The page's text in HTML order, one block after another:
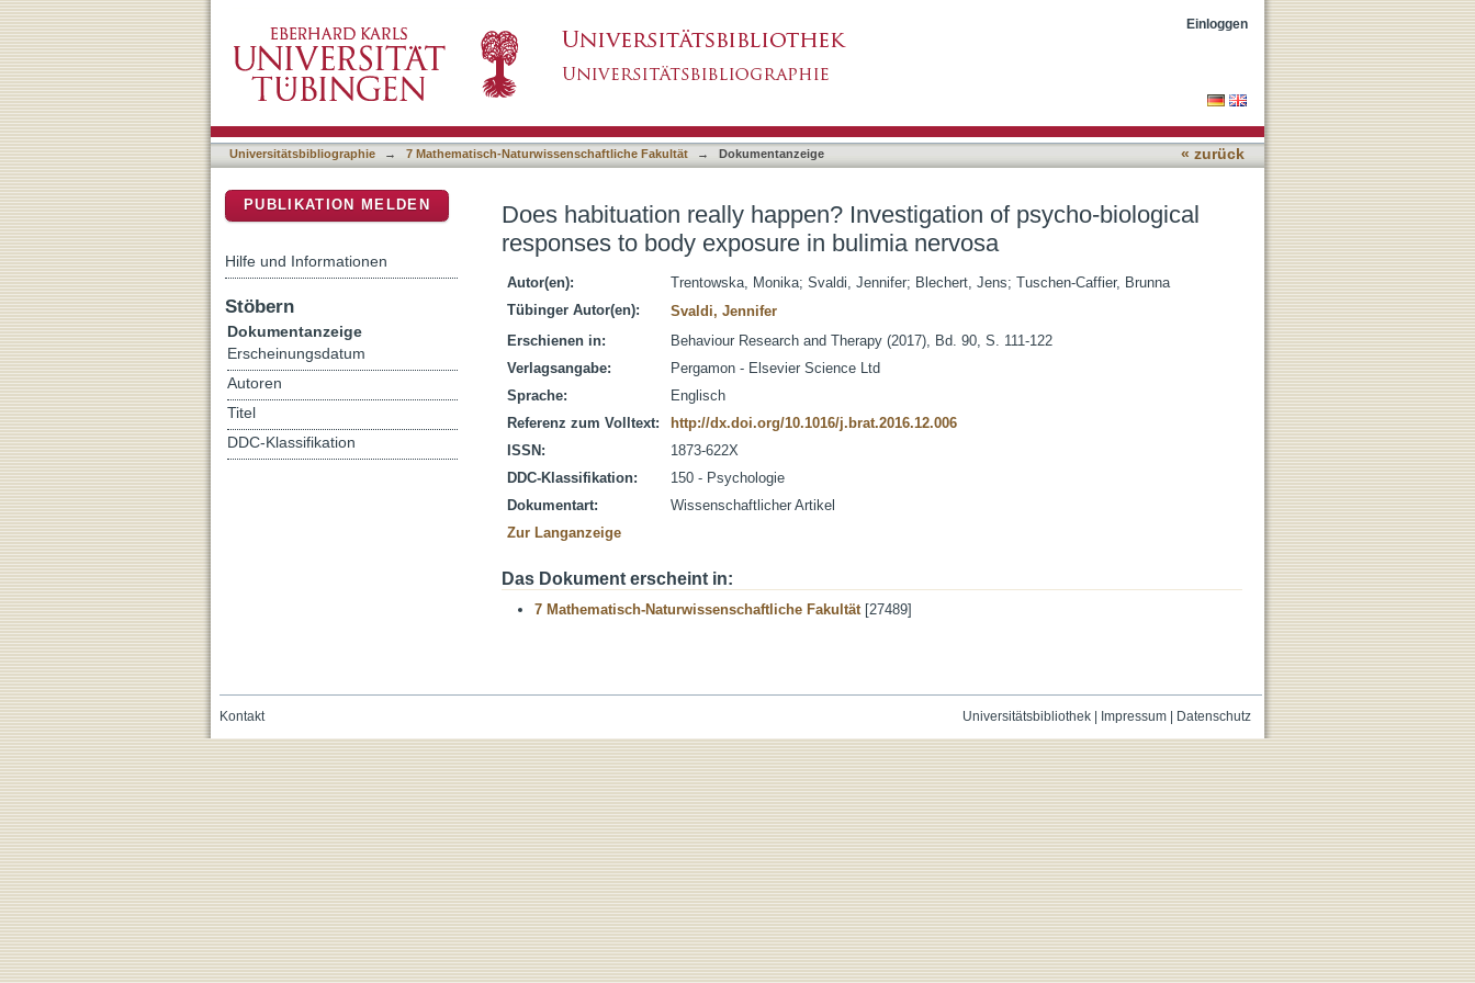
Does habituation really happen? Investigation of psycho-biological responses to body exposure in
bulimia nervosa
Einloggen
Universitätsbibliographie → 7 Mathematisch-Naturwissenschaftliche Fakultät → Dokumentanzeige « zurück
Does habituation really happen? Investigation of psycho-biological
responses to body exposure in bulimia nervosa
Autor(en): Trentowska, Monika; Svaldi, Jennifer; Blechert, Jens; Tuschen-Caffier, Brunna
Tübinger Autor(en):
Svaldi, Jennifer
Erschienen in:
Behaviour Research and Therapy (2017), Bd. 90, S. 111-122
Verlagsangabe:
Pergamon - Elsevier Science Ltd
Sprache:
Englisch
Referenz zum Volltext:
http://dx.doi.org/10.1016/j.brat.2016.12.006
ISSN:
1873-622X
DDC-Klassifikation:
150 - Psychologie
Dokumentart:
Wissenschaftlicher Artikel
Zur Langanzeige
Das Dokument erscheint in:
7 Mathematisch-Naturwissenschaftliche Fakultät[27489]
PUBLIKATION MELDEN
Hilfe und Informationen
Stöbern
Dokumentanzeige
Erscheinungsdatum
Autoren
Titel
DDC-Klassifikation
Universitätsbibliothek| Impressum| Datenschutz
Kontakt